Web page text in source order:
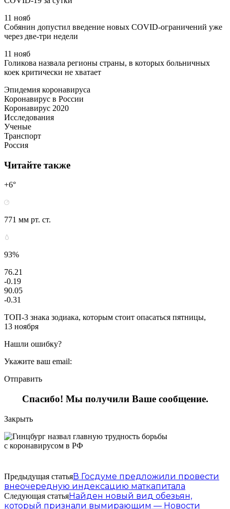
11 нояб
Собянин допустил введение новых COVID-ограничений уже
через две-три недели
11 нояб
Голикова назвала регионы страны, в которых больничных
коек критически не хватает
Эпидемия коронавируса
Коронавирус в России
Коронавирус 2020
Исследования
Ученые
Транспорт
Россия
Читайте также
+6°
771 мм рт. ст.
93%
76.21
-0.19
90.05
-0.31
ТОП-3 знака зодиака, которым стоит опасаться пятницы,
13 ноября
Нашли ошибку?
Укажите ваш email:
Отправить
Спасибо! Мы получили Ваше сообщение.
Закрыть
Предыдущая статьяВ Госдуме предложили провести
внеочередную индексацию маткапитала
Следующая статьяНайден новый вид обезьян,
который признали вымирающим — Новости